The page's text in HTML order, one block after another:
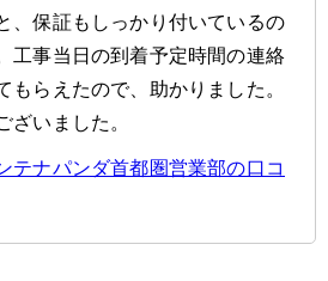
、保証もしっかり付いているの
工事当日の到着予定時間の連絡
もらえたので、助かりました。
ざいました。
テナパンダ首都圏営業部の口コ